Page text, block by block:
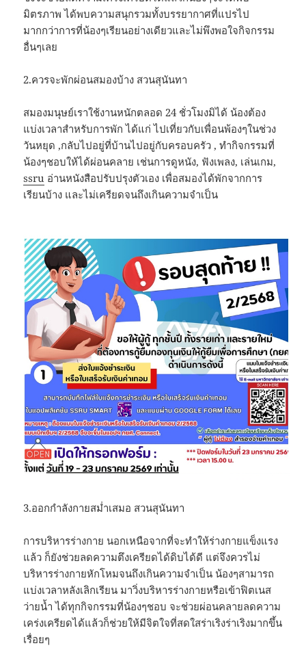
มิตรภาพ ได้พบความสนุกรวมทั้งบรรยากาศที่แปรไป
มากกว่าการที่น้องๆเรียนอย่างเดียวและไม่พึงพอใจกิจกรรม
อื่นๆเลย
2.ควรจะพักผ่อนสมองบ้าง สวนสุนันทา
สมองมนุษย์เราใช้งานหนักตลอด 24 ชั่วโมงมิได้ น้องต้อง
แบ่งเวลาสำหรับการพัก ได้แก่ ไปเที่ยวกับเพื่อนพ้องๆในช่วง
วันหยุด ,กลับไปอยู่ที่บ้านไปอยู่กับครอบครัว , ทำกิจกรรมที่
น้องๆชอบให้ได้ผ่อนคลาย เช่นการดูหนัง, ฟังเพลง, เล่นเกม,
ssru อ่านหนังสือปรับปรุงตัวเอง เพื่อสมองได้พักจากการ
เรียนบ้าง และไม่เครียดจนถึงเกินความจำเป็น
3.ออกกำลังกายสม่ำเสมอ สวนสุนันทา
การบริหารร่างกาย นอกเหนือจากที่จะทำให้ร่างกายแข็งแรง
แล้ว ก็ยังช่วยลดความตึงเครียดได้ดิบได้ดี แต่จึงควรไม่
บริหารร่างกายหักโหมจนถึงเกินความจำเป็น น้องๆสามารถ
แบ่งเวลาหลังเลิกเรียน มาวิ่งบริหารร่างกายหรือเข้าฟิตเนส
ว่ายน้ำ ได้ทุกกิจกรรมที่น้องๆชอบ จะช่วยผ่อนคลายลดความ
เคร่งเครียดได้แล้วก็ช่วยให้มีจิตใจที่สดใสร่าเริงร่าเริงมากขึ้น
เรื่อยๆ